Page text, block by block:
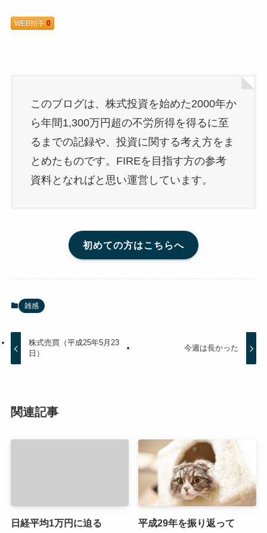
WEB拍手0
このブログは、株式投資を始めた2000年か
ら年間1,300万円超の不労所得を得るに至
るまでの記録や、投資に関する考え方をま
とめたものです。FIREを目指す方の参考
資料となればと思い運営しています。
初めての方はこちらへ
雑感
株式売買（平成25年5月23
日）
今週は長かった
関連記事
日経平均1万円に迫る 平成29年を振り返って